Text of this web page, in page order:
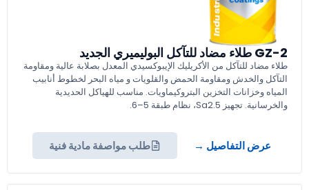
GZ-2 طلاء مضاد للتآكل البوليميري الجديد
طلاء مضاد للتآكل من الأكريليك الإيبوكسيدي المعدل بصلابة عالية ومقاومة
التآكل والخدش ومقاومة الحمض والقلويات و مياه البحر لخطوط أنابيب
المياه وخزانات التخزين البتروكيماويات. مناسب للهياكل الحديدية
والخرسانية. تجهيز Sa2.5، نظام طبقة 5–6.
عرض التفاصيل → طلب مواصفة مادية فنية